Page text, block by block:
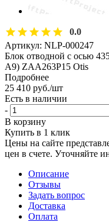
0.0
Артикул: NLP-000247
Блок отводной с осью
A9) ZAA263P15 Otis
Подробнее
25 410 руб./шт
Есть в наличии
-
В корзину
Купить в 1 клик
Цены на сайте
цен в счете. Уточняйте
Описание
Отзывы
Задать вопрос
Доставка
Оплата